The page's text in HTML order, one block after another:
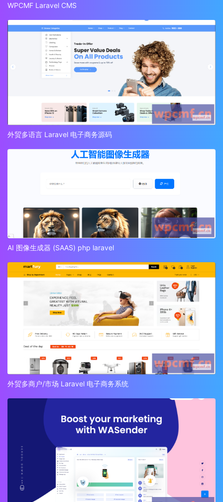
WPCMF Laravel CMS
外贸多语言 Laravel 电子商务源码
AI 图像生成器 (SAAS) php laravel
外贸多商户/市场 Laravel 电子商务系统